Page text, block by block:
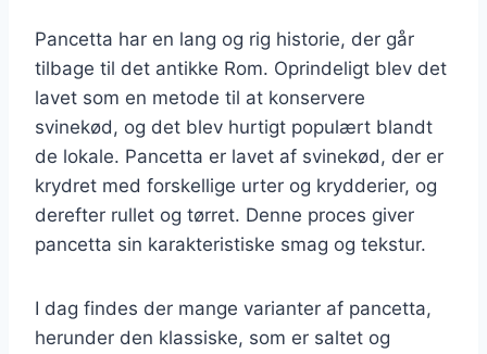
Pancetta har en lang og rig historie, der går
tilbage til det antikke Rom. Oprindeligt blev det
lavet som en metode til at konservere
svinekød, og det blev hurtigt populært blandt
de lokale. Pancetta er lavet af svinekød, der er
krydret med forskellige urter og krydderier, og
derefter rullet og tørret. Denne proces giver
pancetta sin karakteristiske smag og tekstur.
I dag findes der mange varianter af pancetta,
herunder den klassiske, som er saltet og